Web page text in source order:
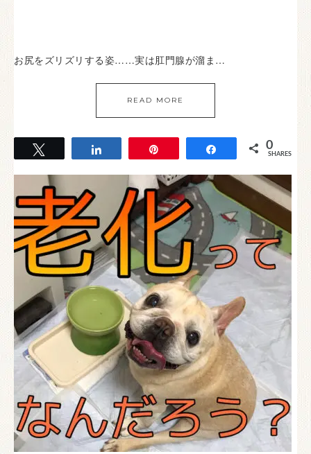
お尻をズリズリする姿……実は肛門腺が溜ま…
READ MORE
Share 0
SHARES